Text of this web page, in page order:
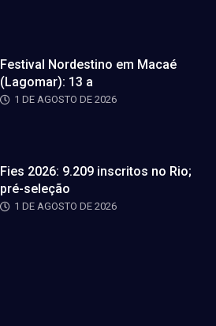
Festival Nordestino em Macaé
(Lagomar): 13 a
1 DE AGOSTO DE 2026
Fies 2026: 9.209 inscritos no Rio;
pré-seleção
1 DE AGOSTO DE 2026